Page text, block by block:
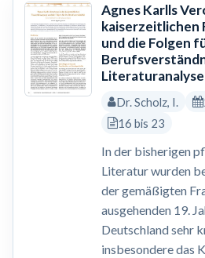
Agnes Karlls
kaiserzeitlichen
und die Folgen
Literaturanalyse
Dr. Scholz, I.
16 bis 23
In der bisherigen
Literatur wurden
der gemäßigten
ausgehenden 19.
Deutschland sehr
insbesondere das